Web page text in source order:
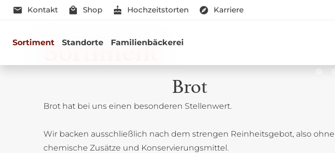
Kontakt Shop Hochzeitstorten Karriere
Sortiment Standorte Familienbäckerei
Sortiment
Herzhaft oder süß - Beste Qualität und Frische sind garantiert
Brot
Brot hat bei uns einen besonderen Stellenwert.
Wir backen ausschließlich nach dem strengen Reinheitsgebot, also ohne
chemische Zusätze und Konservierungsmittel.